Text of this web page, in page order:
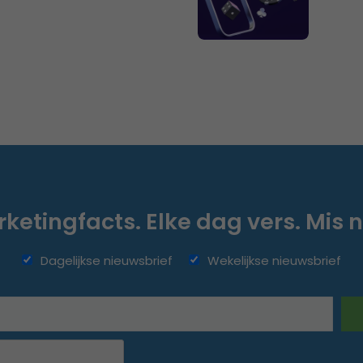
Elke dag vers. Mis
Dagelijkse nieuwsbrief Wekelijkse nieuwsbrief